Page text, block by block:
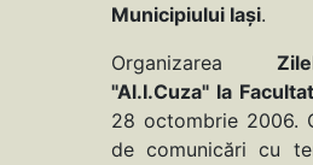
Municipiului Iaşi.
Organizarea
"Al.I.Cuza" la
28 octombrie 2006.
de comunicări cu